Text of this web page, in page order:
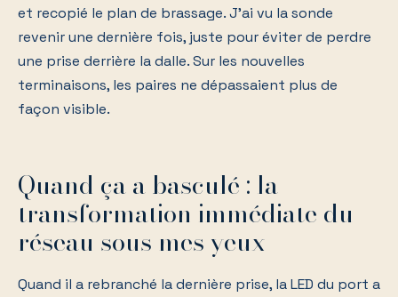
et recopié le plan de brassage. J'ai vu la sonde
revenir une dernière fois, juste pour éviter de perdre
une prise derrière la dalle. Sur les nouvelles
terminaisons, les paires ne dépassaient plus de
façon visible.
Quand ça a basculé : la
transformation immédiate du
réseau sous mes yeux
Quand il a rebranché la dernière prise, la LED du port a